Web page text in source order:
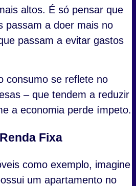
altos. É só pensar que
passam a doer mais no
passam a evitar gastos
consumo se reflete no
– que tendem a reduzir
a economia perde ímpeto.
Fixa
como exemplo, imagine
um apartamento no